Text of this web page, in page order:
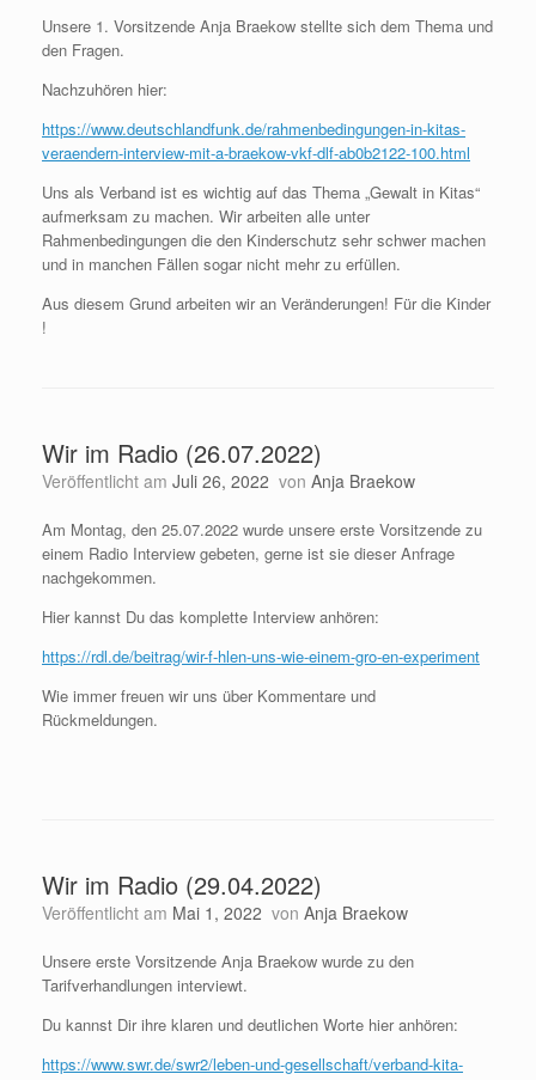
Unsere 1. Vorsitzende Anja Braekow stellte sich dem Thema und
den Fragen.
Nachzuhören hier:
https://www.deutschlandfunk.de/rahmenbedingungen-in-kitas-
veraendern-interview-mit-a-braekow-vkf-dlf-ab0b2122-100.html
Uns als Verband ist es wichtig auf das Thema „Gewalt in Kitas“
aufmerksam zu machen. Wir arbeiten alle unter
Rahmenbedingungen die den Kinderschutz sehr schwer machen
und in manchen Fällen sogar nicht mehr zu erfüllen.
Aus diesem Grund arbeiten wir an Veränderungen! Für die Kinder
!
Wir im Radio (26.07.2022)
Veröffentlicht am Juli 26, 2022 von Anja Braekow
Am Montag, den 25.07.2022 wurde unsere erste Vorsitzende zu
einem Radio Interview gebeten, gerne ist sie dieser Anfrage
nachgekommen.
Hier kannst Du das komplette Interview anhören:
https://rdl.de/beitrag/wir-f-hlen-uns-wie-einem-gro-en-experiment
Wie immer freuen wir uns über Kommentare und
Rückmeldungen.
Wir im Radio (29.04.2022)
Veröffentlicht am Mai 1, 2022 von Anja Braekow
Unsere erste Vorsitzende Anja Braekow wurde zu den
Tarifverhandlungen interviewt.
Du kannst Dir ihre klaren und deutlichen Worte hier anhören:
https://www.swr.de/swr2/leben-und-gesellschaft/verband-kita-